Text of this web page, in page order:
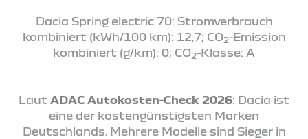
Dacia Spring electric 70: Stromverbrauch
kombiniert (kWh/100 km): 12,7; CO2-Emission
kombiniert (g/km): 0; CO2-Klasse: A
Laut ADAC Autokosten-Check 2026: Dacia ist
eine der kostengünstigsten Marken
Deutschlands. Mehrere Modelle sind Sieger in